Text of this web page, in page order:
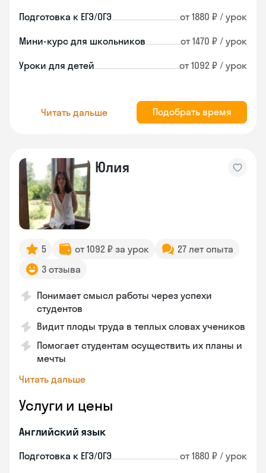
Подготовка к ЕГЭ/ОГЭ от 1880 ₽ / урок
Мини-курс для школьников от 1470 ₽ / урок
Уроки для детей от 1092 ₽ / урок
Читать дальше Подобрать время
Юлия
5 от 1092 ₽ за урок
27 лет опыта
3 отзыва
Понимает смысл работы через успехи
студентов
Видит плоды труда в теплых словах учеников
Помогает студентам осуществить их планы и
мечты
Читать дальше
Услуги и цены
Английский язык
Подготовка к ЕГЭ/ОГЭ от 1880 ₽ / урок